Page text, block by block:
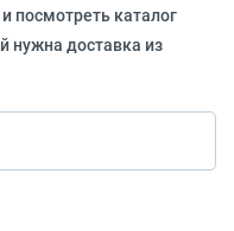
посмотреть каталог
нужна доставка из